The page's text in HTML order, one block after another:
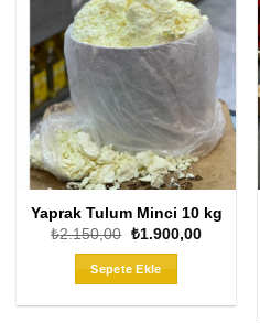
Yaprak Tulum Minci 10 kg
₺2.150,00 Orijinal
₺2.150,00.
₺1.900,00Şu
Sepete Ekle